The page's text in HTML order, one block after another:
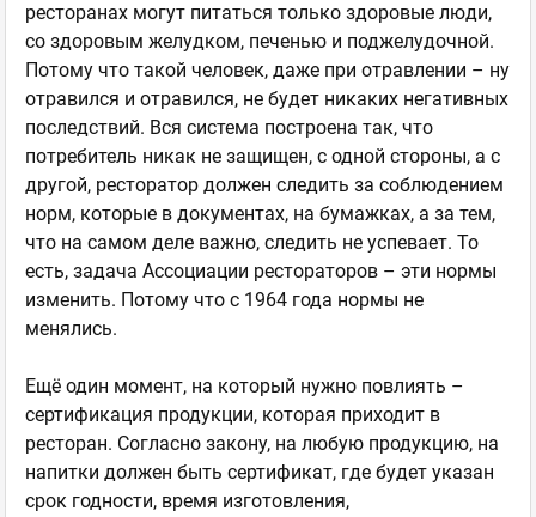
ресторанах могут питаться только здоровые люди,
со здоровым желудком, печенью и поджелудочной.
Потому что такой человек, даже при отравлении – ну
отравился и отравился, не будет никаких негативных
последствий. Вся система построена так, что
потребитель никак не защищен, с одной стороны, а с
другой, ресторатор должен следить за соблюдением
норм, которые в документах, на бумажках, а за тем,
что на самом деле важно, следить не успевает. То
есть, задача Ассоциации рестораторов – эти нормы
изменить. Потому что с 1964 года нормы не
менялись.
Ещё один момент, на который нужно повлиять –
сертификация продукции, которая приходит в
ресторан. Согласно закону, на любую продукцию, на
напитки должен быть сертификат, где будет указан
срок годности, время изготовления,